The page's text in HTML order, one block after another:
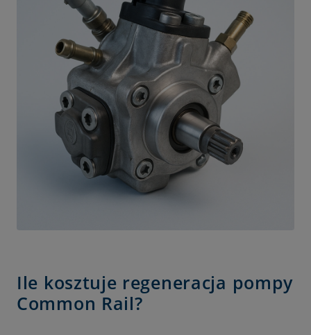
Ile kosztuje regeneracja pompy
Common Rail?